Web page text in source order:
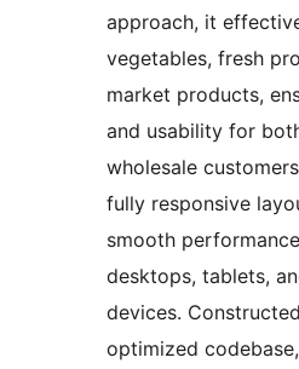
approach, it
vegetables, fresh
market products,
and usability for
wholesale
fully responsive
smooth
desktops, tablets,
devices.
optimized